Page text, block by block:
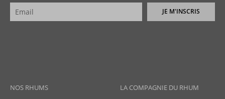
JE M'INSCRIS
NOS RHUMS LA COMPAGNIE DU RHUM